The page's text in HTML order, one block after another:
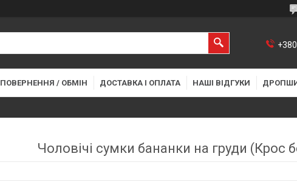
ПОВЕРНЕННЯ / ОБМІН ДОСТАВКА І ОПЛАТА НАШІ ВІДГУКИ
Чоловічі сумки бананки на груди (Крос